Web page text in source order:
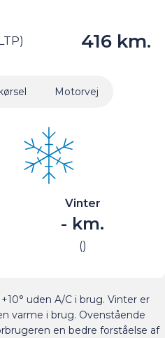
416 km.
Motorvej
Vinter
- km.
()
uden A/C i brug. Vinter er
varme i brug. Ovenstående
en bedre forståelse af